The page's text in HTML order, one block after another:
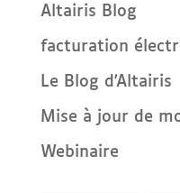
Altairis Blog
facturation
Le Blog d'Altairis
Mise à jour de
Webinaire